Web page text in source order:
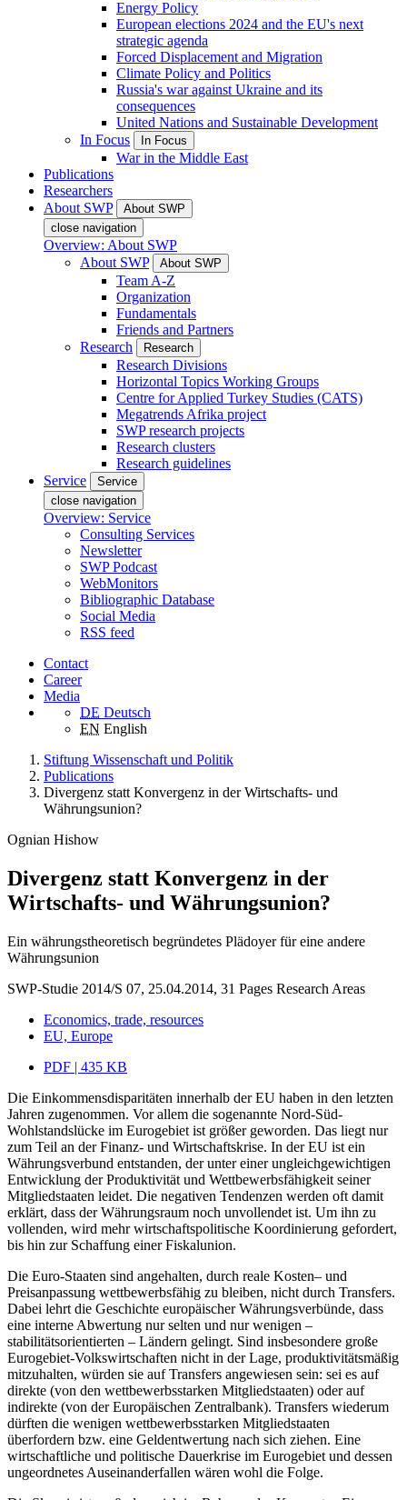
Energy Policy
European elections 2024 and the EU's next
strategic agenda
Forced Displacement and Migration
Climate Policy and Politics
Russia's war against Ukraine and its
consequences
United Nations and Sustainable Development
In Focus
In Focus
War in the Middle East
Publications
Researchers
About SWP
About SWP
close navigation
Overview: About SWP
About SWP
About SWP
Team A-Z
Organization
Fundamentals
Friends and Partners
Research
Research
Research Divisions
Horizontal Topics Working Groups
Centre for Applied Turkey Studies (CATS)
Megatrends Afrika project
SWP research projects
Research clusters
Research guidelines
Service
Service
close navigation
Overview: Service
Consulting Services
Newsletter
SWP Podcast
WebMonitors
Bibliographic Database
Social Media
RSS feed
Contact
Career
Media
DE Deutsch
EN English
Stiftung Wissenschaft und Politik
Publications
Divergenz statt Konvergenz in der Wirtschafts- und
Währungsunion?
Ognian Hishow
Divergenz statt Konvergenz in der
Wirtschafts- und Währungsunion?
Ein währungstheoretisch begründetes Plädoyer für eine andere
Währungsunion
SWP-Studie 2014/S 07, 25.04.2014, 31 Pages Research Areas
Economics, trade, resources
EU, Europe
PDF | 435 KB
Die Einkommensdisparitäten innerhalb der EU haben in den letzten
Jahren zugenommen. Vor allem die sogenannte Nord-Süd-
Wohlstandslücke im Eurogebiet ist größer geworden. Das liegt nur
zum Teil an der Finanz- und Wirtschaftskrise. In der EU ist ein
Währungsverbund entstanden, der unter einer ungleichgewichtigen
Entwicklung der Produktivität und Wettbewerbsfähigkeit seiner
Mitgliedstaaten leidet. Die negativen Tendenzen werden oft damit
erklärt, dass der Währungsraum noch unvollendet ist. Um ihn zu
vollenden, wird mehr wirtschaftspolitische Koordinierung gefordert,
bis hin zur Schaffung einer Fiskalunion.
Die Euro-Staaten sind angehalten, durch reale Kosten– und
Preisanpassung wettbewerbsfähig zu bleiben, nicht durch Transfers.
Dabei lehrt die Geschichte europäischer Währungsverbünde, dass
eine interne Abwertung nur selten und nur wenigen –
stabilitätsorientierten – Ländern gelingt. Sind insbesondere große
Eurogebiet-Volkswirtschaften nicht in der Lage, produktivitätsmäßig
mitzuhalten, würden sie auf Transfers angewiesen sein: sei es auf
direkte (von den wettbewerbsstarken Mitgliedstaaten) oder auf
indirekte (von der Europäischen Zentralbank). Transfers wiederum
dürften die wenigen wettbewerbsstarken Mitgliedstaaten
überfordern bzw. eine Geldentwertung nach sich ziehen. Eine
wirtschaftliche und politische Dauerkrise im Eurogebiet und dessen
ungeordnetes Auseinanderfallen wären wohl die Folge.